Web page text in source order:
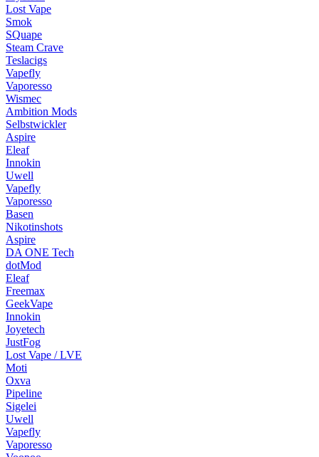
Lost Vape
Smok
SQuape
Steam Crave
Teslacigs
Vapefly
Vaporesso
Wismec
Ambition Mods
Selbstwickler
Aspire
Eleaf
Innokin
Uwell
Vapefly
Vaporesso
Basen
Nikotinshots
Aspire
DA ONE Tech
dotMod
Eleaf
Freemax
GeekVape
Innokin
Joyetech
JustFog
Lost Vape / LVE
Moti
Oxva
Pipeline
Sigelei
Uwell
Vapefly
Vaporesso